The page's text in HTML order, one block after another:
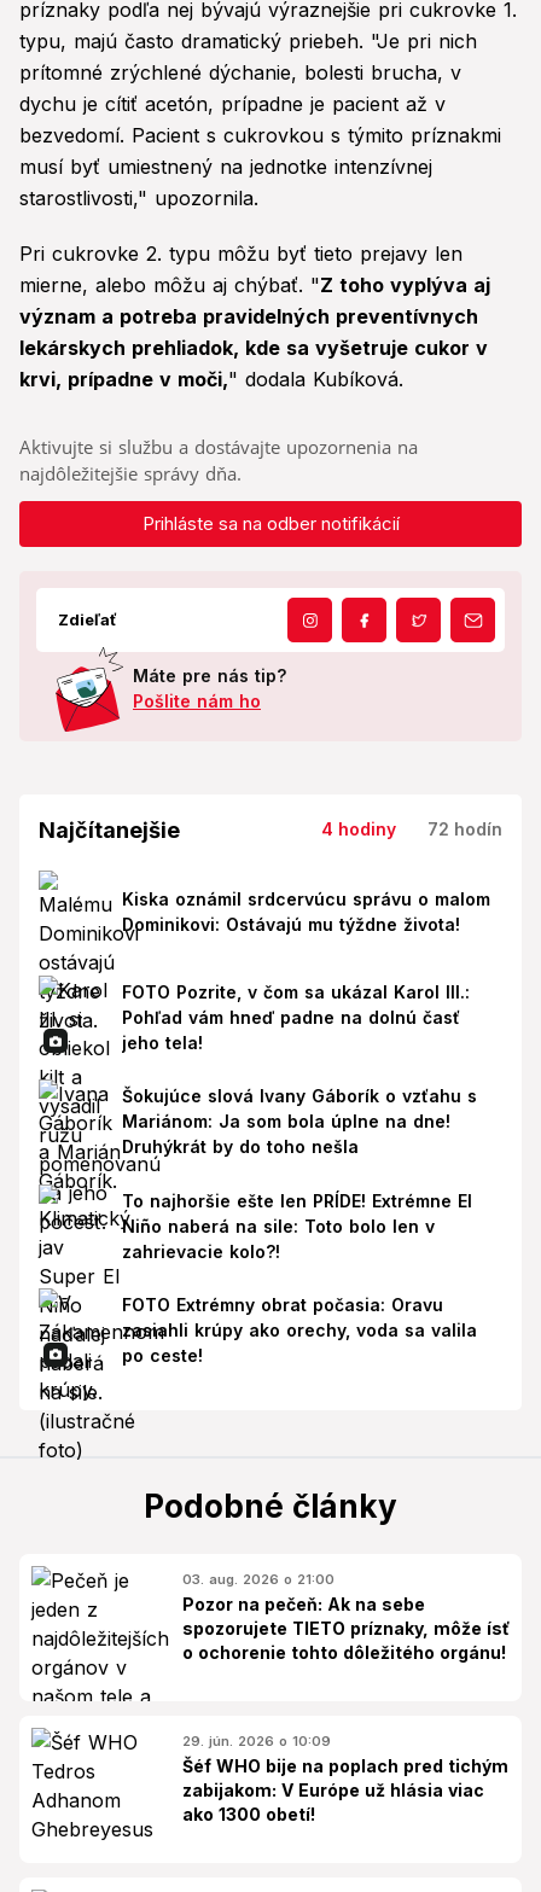
príznaky podľa nej bývajú výraznejšie pri cukrovke 1.
typu, majú často dramatický priebeh. "Je pri nich
prítomné zrýchlené dýchanie, bolesti brucha, v
dychu je cítiť acetón, prípadne je pacient až v
bezvedomí. Pacient s cukrovkou s týmito príznakmi
musí byť umiestnený na jednotke intenzívnej
starostlivosti," upozornila.
Pri cukrovke 2. typu môžu byť tieto prejavy len
mierne, alebo môžu aj chýbať. "Z toho vyplýva aj
význam a potreba pravidelných preventívnych
lekárskych prehliadok, kde sa vyšetruje cukor v
krvi, prípadne v moči," dodala Kubíková.
Aktivujte si službu a dostávajte upozornenia na
najdôležitejšie správy dňa.
Prihláste sa na odber notifikácií
Zdieľať
Máte pre nás tip?
Pošlite nám ho
Najčítanejšie 4 hodiny 72 hodín
Kiska oznámil srdcervúcu správu o malom
Dominikovi: Ostávajú mu týždne života!
FOTO Pozrite, v čom sa ukázal Karol III.:
Pohľad vám hneď padne na dolnú časť
jeho tela!
Šokujúce slová Ivany Gáborík o vzťahu s
Mariánom: Ja som bola úplne na dne!
Druhýkrát by do toho nešla
To najhoršie ešte len PRÍDE! Extrémne El
Niño naberá na sile: Toto bolo len v
zahrievacie kolo?!
FOTO Extrémny obrat počasia: Oravu
zasiahli krúpy ako orechy, voda sa valila
po ceste!
Podobné články
03. aug. 2026 o 21:00
Pozor na pečeň: Ak na sebe
spozorujete TIETO príznaky, môže ísť
o ochorenie tohto dôležitého orgánu!
29. jún. 2026 o 10:09
Šéf WHO bije na poplach pred tichým
zabijakom: V Európe už hlásia viac
ako 1300 obetí!